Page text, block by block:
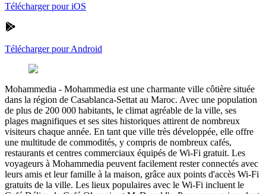
Télécharger pour iOS
Télécharger pour Android
Mohammedia - Mohammedia est une charmante ville côtière située
dans la région de Casablanca-Settat au Maroc. Avec une population
de plus de 200 000 habitants, le climat agréable de la ville, ses
plages magnifiques et ses sites historiques attirent de nombreux
visiteurs chaque année. En tant que ville très développée, elle offre
une multitude de commodités, y compris de nombreux cafés,
restaurants et centres commerciaux équipés de Wi-Fi gratuit. Les
voyageurs à Mohammedia peuvent facilement rester connectés avec
leurs amis et leur famille à la maison, grâce aux points d'accès Wi-Fi
gratuits de la ville. Les lieux populaires avec le Wi-Fi incluent le